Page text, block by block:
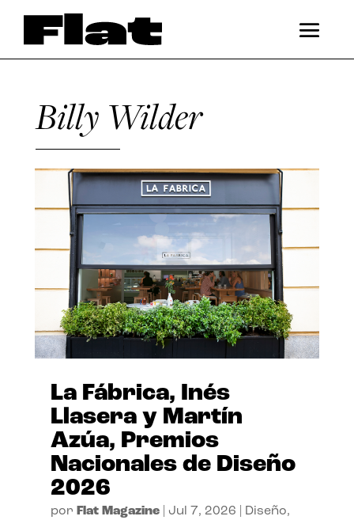
Billy Wilder
La Fábrica, Inés
Llasera y Martín
Azúa, Premios
Nacionales de Diseño
2026
por Flat Magazine| Jul 7, 2026 Diseño,